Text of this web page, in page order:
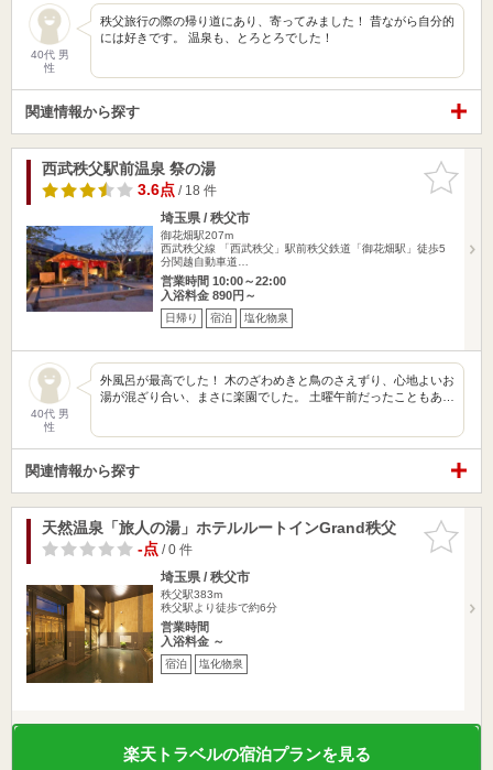
40代 男
性
秩父旅行の際の帰り道にあり、寄ってみました！ 昔ながら自分的
には好きです。 温泉も、とろとろでした！
関連情報から探す
お気に入
りに追加
西武秩父駅前温泉 祭の湯
3.6点/ 18 件
埼玉県 / 秩父市
御花畑駅207m
西武秩父線 「西武秩父」駅前秩父鉄道「御花畑駅」徒歩5
分関越自動車道…
営業時間 10:00～22:00
入浴料金 890円～
日帰り 宿泊 塩化物泉
40代 男
性
外風呂が最高でした！ 木のざわめきと鳥のさえずり、心地よいお
湯が混ざり合い、まさに楽園でした。 土曜午前だったこともあ…
関連情報から探す
お気に入
りに追加
天然温泉「旅人の湯」ホテルルートインGrand秩父
-点/ 0 件
埼玉県 / 秩父市
秩父駅383m
秩父駅より徒歩で約6分
営業時間
入浴料金 ～
宿泊 塩化物泉
楽天トラベルの宿泊プランを見る